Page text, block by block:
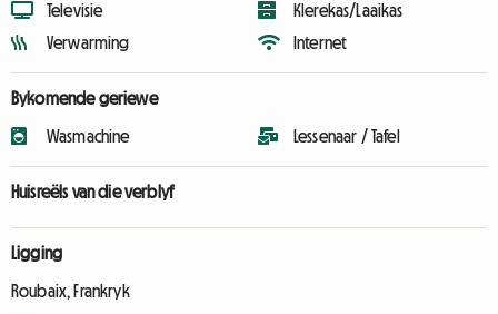
Televisie
Verwarming
Klerekas/Laaikas
Internet
Bykomende geriewe
Wasmachine Lessenaar / Tafel
Huisreëls van die verblyf
Ligging
Roubaix, Frankryk